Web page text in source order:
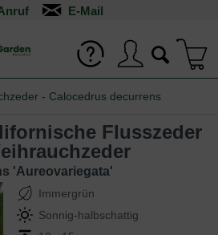
- Calocedrus decurrens
'Aureovariegata'
Immergrün
Sonnig-halbschattig